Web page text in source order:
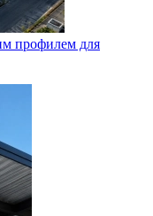
профилем для